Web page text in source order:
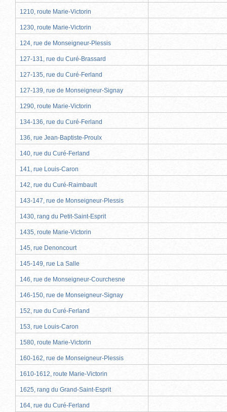
1210, route Marie-Victorin
1230, route Marie-Victorin
124, rue de Monseigneur-Plessis
127-131, rue du Curé-Brassard
127-135, rue du Curé-Ferland
127-139, rue de Monseigneur-Signay
1290, route Marie-Victorin
134-136, rue du Curé-Ferland
136, rue Jean-Baptiste-Proulx
140, rue du Curé-Ferland
141, rue Louis-Caron
142, rue du Curé-Raimbault
143-147, rue de Monseigneur-Plessis
1430, rang du Petit-Saint-Esprit
1435, route Marie-Victorin
145, rue Denoncourt
145-149, rue La Salle
146, rue de Monseigneur-Courchesne
146-150, rue de Monseigneur-Signay
152, rue du Curé-Ferland
153, rue Louis-Caron
1580, route Marie-Victorin
160-162, rue de Monseigneur-Plessis
1610-1612, route Marie-Victorin
1625, rang du Grand-Saint-Esprit
164, rue du Curé-Ferland